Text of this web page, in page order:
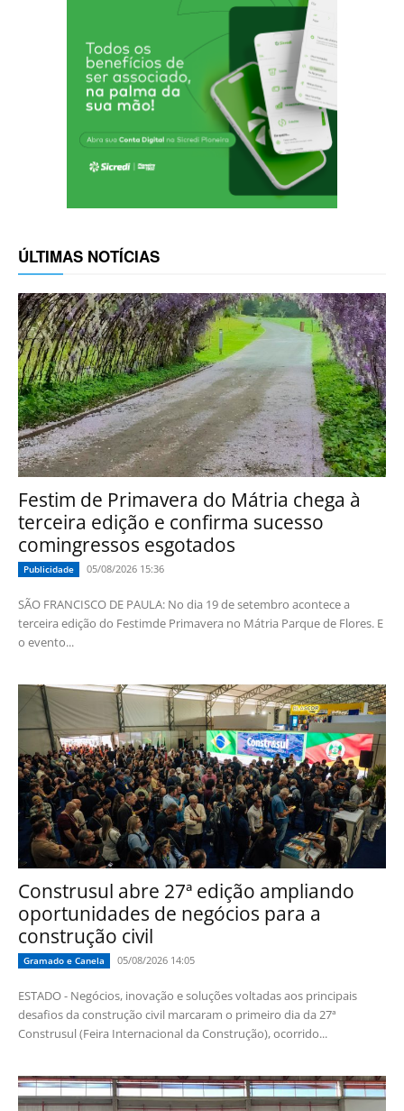
ÚLTIMAS NOTÍCIAS
Festim de Primavera do Mátria chega à
terceira edição e confirma sucesso
comingressos esgotados
Publicidade 05/08/2026 15:36
SÃO FRANCISCO DE PAULA: No dia 19 de setembro acontece a
terceira edição do Festimde Primavera no Mátria Parque de Flores. E
o evento...
Construsul abre 27ª edição ampliando
oportunidades de negócios para a
construção civil
Gramado e Canela 05/08/2026 14:05
ESTADO - Negócios, inovação e soluções voltadas aos principais
desafios da construção civil marcaram o primeiro dia da 27ª
Construsul (Feira Internacional da Construção), ocorrido...